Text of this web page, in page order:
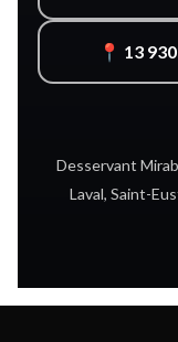
📍 13
Desservant
Laval, Saint-